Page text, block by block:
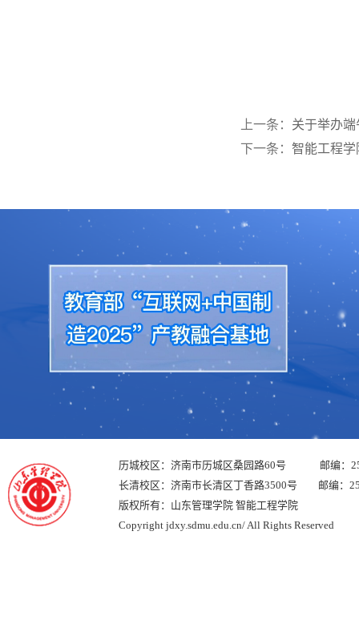
上一条： 关于举办
下一条： 智能工程学
历城校区：济南市历城区桑园路60号 邮编：
长清校区：济南市长清区丁香路3500号 邮编：
版权所有：山东管理学院 智能工程学院
Copyright jdxy.sdmu.edu.cn/ All Rights Reserved